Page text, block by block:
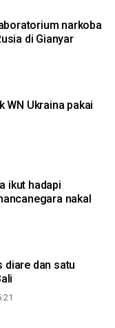
narkoba
di Gianyar
WN Ukraina pakai
ikut hadapi
nakal
diare dan satu